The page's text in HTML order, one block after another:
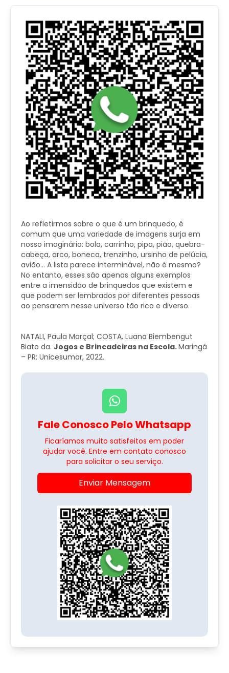
Ao refletirmos sobre o que é um brinquedo, é
comum que uma variedade de imagens surja em
nosso imaginário: bola, carrinho, pipa, pião, quebra-
cabeça, arco, boneca, trenzinho, ursinho de pelúcia,
avião… A lista parece interminável, não é mesmo?
No entanto, esses são apenas alguns exemplos
entre a imensidão de brinquedos que existem e
que podem ser lembrados por diferentes pessoas
ao pensarem nesse universo tão rico e diverso.
NATALI, Paula Marçal; COSTA, Luana Biembengut
Biato da. Jogos e Brincadeiras na Escola.Maringá
– PR: Unicesumar, 2022.
Fale Conosco Pelo Whatsapp
Ficaríamos muito satisfeitos em poder
ajudar você. Entre em contato conosco
para solicitar o seu serviço.
Enviar Mensagem